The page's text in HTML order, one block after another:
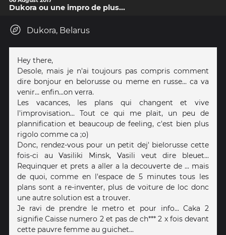
Dukora ou une impro de plus...
Dukora, Belarus
Hey there,
Desole, mais je n'ai toujours pas compris comment
dire bonjour en belorusse ou meme en russe... ca va
venir... enfin...on verra.
Les vacances, les plans qui changent et vive
l'improvisation... Tout ce qui me plait, un peu de
plannification et beaucoup de feeling, c'est bien plus
rigolo comme ca ;o)
Donc, rendez-vous pour un petit dej' bielorusse cette
fois-ci au Vasiliki Minsk, Vasili veut dire bleuet...
Requinquer et prets a aller a la decouverte de ... mais
de quoi, comme en l'espace de 5 minutes tous les
plans sont a re-inventer, plus de voiture de loc donc
une autre solution est a trouver.
Je ravi de prendre le metro et pour info... Caka 2
signifie Caisse numero 2 et pas de ch*** 2 x fois devant
cette pauvre femme au guichet...